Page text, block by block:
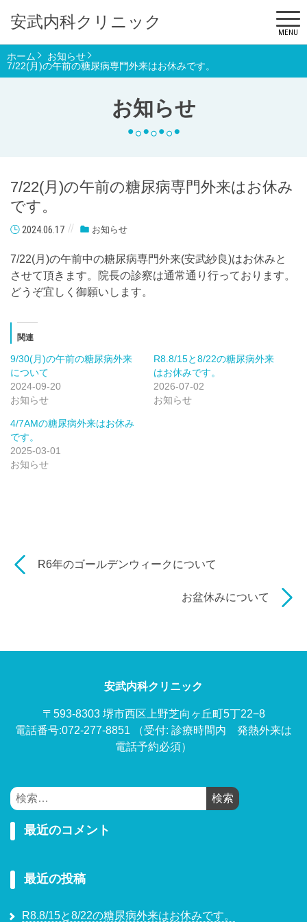
安武内科クリニック
MENU
お知らせ
ホーム
お知らせ
7/22(月)の午前の糖尿病専門外来はお休みです。
7/22(月)の午前の糖尿病専門外来はお休み
です。
2024.06.17 お知らせ
7/22(月)の午前中の糖尿病専門外来(安武紗良)はお休みと
させて頂きます。院長の診察は通常通り行っております。
どうぞ宜しく御願いします。
関連
9/30(月)の午前の糖尿病外来
について
2024-09-20
お知らせ
R8.8/15と8/22の糖尿病外来
はお休みです。
2026-07-02
お知らせ
4/7AMの糖尿病外来はお休み
です。
2025-03-01
お知らせ
R6年のゴールデンウィークについて
お盆休みについて
安武内科クリニック
〒593-8303 堺市西区上野芝向ヶ丘町5丁22−8
電話番号:072-277-8851
（受付: 診療時間内 発熱外来は
電話予約必須）
検
索:
最近のコメント
最近の投稿
R8.8/15と8/22の糖尿病外来はお休みです。